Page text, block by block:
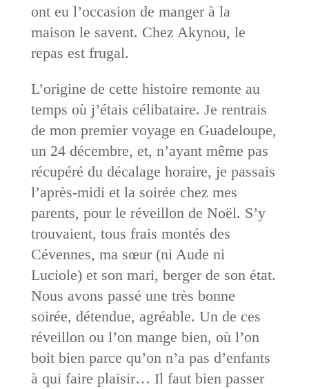
ont eu l’occasion de manger à la
maison le savent. Chez Akynou, le
repas est frugal.
L’origine de cette histoire remonte au
temps où j’étais célibataire. Je rentrais
de mon premier voyage en Guadeloupe,
un 24 décembre, et, n’ayant même pas
récupéré du décalage horaire, je passais
l’après-midi et la soirée chez mes
parents, pour le réveillon de Noël. S’y
trouvaient, tous frais montés des
Cévennes, ma sœur (ni Aude ni
Luciole) et son mari, berger de son état.
Nous avons passé une très bonne
soirée, détendue, agréable. Un de ces
réveillon ou l’on mange bien, où l’on
boit bien parce qu’on n’a pas d’enfants
à qui faire plaisir… Il faut bien passer